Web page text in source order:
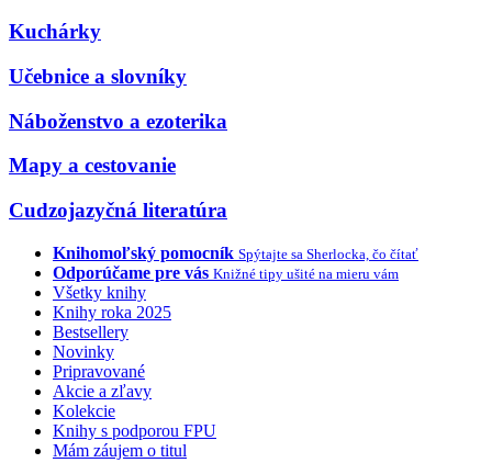
Kuchárky
Učebnice a slovníky
Náboženstvo a ezoterika
Mapy a cestovanie
Cudzojazyčná literatúra
Knihomoľský pomocník Spýtajte sa Sherlocka, čo čítať
Odporúčame pre vás Knižné tipy ušité na mieru vám
Všetky knihy
Knihy roka 2025
Bestsellery
Novinky
Pripravované
Akcie a zľavy
Kolekcie
Knihy s podporou FPU
Mám záujem o titul